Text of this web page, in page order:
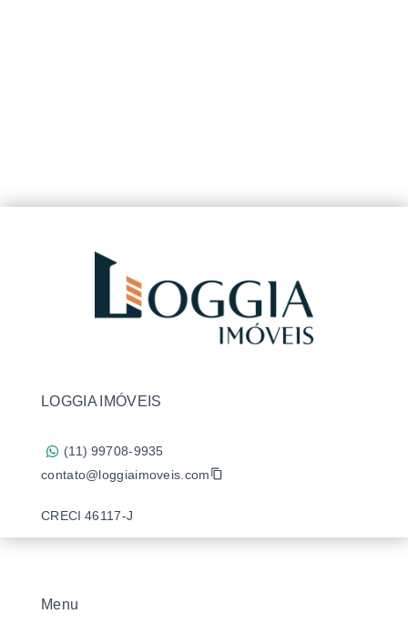
Menu
LOGGIA IMÓVEIS
(11) 99708-9935
contato@loggiaimoveis.com
CRECI 46117-J